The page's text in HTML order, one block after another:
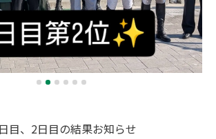
、2日目の結果お知らせ